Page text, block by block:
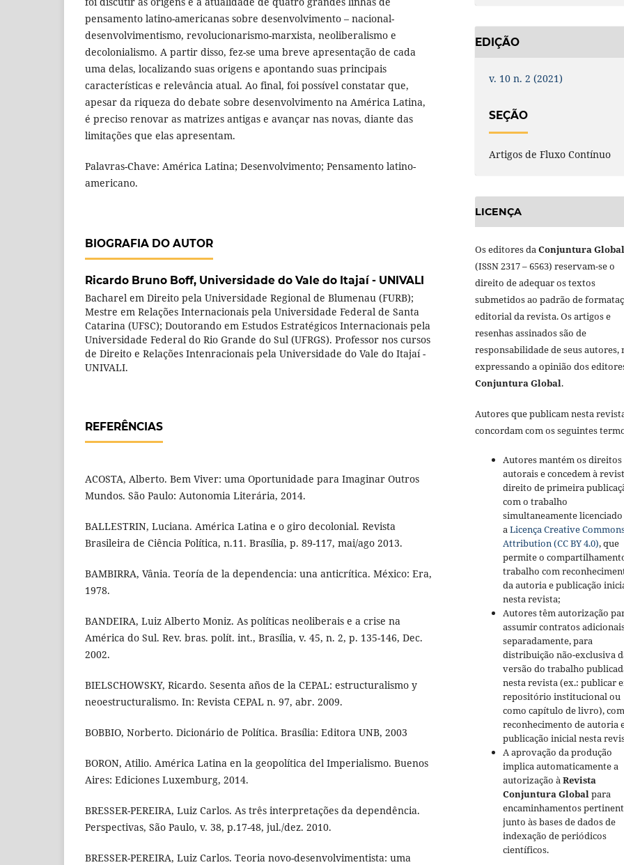
pensamento latino-americanas sobre desenvolvimento – nacional-
desenvolvimentismo, revolucionarismo-marxista, neoliberalismo e
decolonialismo. A partir disso, fez-se uma breve apresentação de cada
uma delas, localizando suas origens e apontando suas principais
características e relevância atual. Ao final, foi possível constatar que,
apesar da riqueza do debate sobre desenvolvimento na América Latina,
é preciso renovar as matrizes antigas e avançar nas novas, diante das
limitações que elas apresentam.
Palavras-Chave: América Latina; Desenvolvimento; Pensamento latino-
americano.
BIOGRAFIA DO AUTOR
Ricardo Bruno Boff, Universidade do Vale do Itajaí - UNIVALI
Bacharel em Direito pela Universidade Regional de Blumenau (FURB);
Mestre em Relações Internacionais pela Universidade Federal de Santa
Catarina (UFSC); Doutorando em Estudos Estratégicos Internacionais pela
Universidade Federal do Rio Grande do Sul (UFRGS). Professor nos cursos
de Direito e Relações Intenracionais pela Universidade do Vale do Itajaí -
UNIVALI.
REFERÊNCIAS
ACOSTA, Alberto. Bem Viver: uma Oportunidade para Imaginar Outros
Mundos. São Paulo: Autonomia Literária, 2014.
BALLESTRIN, Luciana. América Latina e o giro decolonial. Revista
Brasileira de Ciência Política, n.11. Brasília, p. 89-117, mai/ago 2013.
BAMBIRRA, Vânia. Teoría de la dependencia: una anticrítica. México: Era,
1978.
BANDEIRA, Luiz Alberto Moniz. As políticas neoliberais e a crise na
América do Sul. Rev. bras. polít. int., Brasília, v. 45, n. 2, p. 135-146, Dec.
2002.
BIELSCHOWSKY, Ricardo. Sesenta años de la CEPAL: estructuralismo y
neoestructuralismo. In: Revista CEPAL n. 97, abr. 2009.
BOBBIO, Norberto. Dicionário de Política. Brasília: Editora UNB, 2003
BORON, Atilio. América Latina en la geopolítica del Imperialismo. Buenos
Aires: Ediciones Luxemburg, 2014.
BRESSER-PEREIRA, Luiz Carlos. As três interpretações da dependência.
Perspectivas, São Paulo, v. 38, p.17-48, jul./dez. 2010.
BRESSER-PEREIRA, Luiz Carlos. Teoria novo-desenvolvimentista: uma
EDIÇÃO
v. 10 n. 2 (2021)
SEÇÃO
Artigos de Fluxo Contínuo
LICENÇA
Os editores daConjuntura Global
(ISSN 2317 – 6563) reservam-se o
direito de adequar os textos
submetidos ao padrão de
editorial da revista. Os artigos e
resenhas assinados são de
responsabilidade de seus autores,
expressando a opinião dos
Conjuntura Global.
Autores que publicam nesta
concordam com os seguintes
Autores mantém os direitos
autorais e concedem à
direito de primeira
com o trabalho
simultaneamente
aLicença Creative
Attribution (CC BY 4.0), que
permite o
trabalho com
da autoria e publicação
nesta revista;
Autores têm autorização
assumir contratos
separadamente, para
distribuição não-exclusiva
versão do trabalho
nesta revista (ex.: publicar
repositório institucional ou
como capítulo de livro), com
reconhecimento de autoria
publicação inicial nesta
A aprovação da produção
implica automaticamente a
autorização àRevista
Conjuntura Globalpara
encaminhamentos
junto às bases de dados de
indexação de periódicos
científicos.